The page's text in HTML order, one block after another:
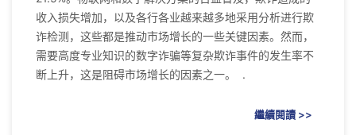
收入损失增加，以及各行各业越来越多地采用分析进行欺
诈检测，这些都是推动市场增长的一些关键因素。然而，
需要高度专业知识的数字诈骗等复杂欺诈事件的发生率不
断上升，这是阻碍市场增长的因素之一。 .
繼續閱讀 >>